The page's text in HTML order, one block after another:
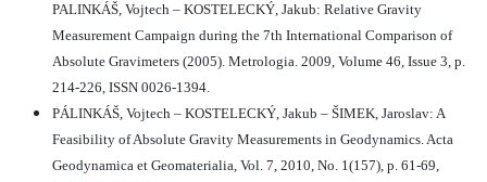
PALINKÁŠ, Vojtech – KOSTELECKÝ, Jakub: Relative Gravity
Measurement Campaign during the 7th International Comparison of
Absolute Gravimeters (2005). Metrologia. 2009, Volume 46, Issue 3, p.
214-226, ISSN 0026-1394.
PÁLINKÁŠ, Vojtech – KOSTELECKÝ, Jakub – ŠIMEK, Jaroslav: A
Feasibility of Absolute Gravity Measurements in Geodynamics. Acta
Geodynamica et Geomaterialia, Vol. 7, 2010, No. 1(157), p. 61-69,